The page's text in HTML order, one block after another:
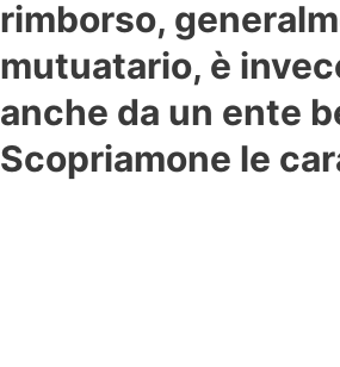
rimborso,
mutuatario, è
anche da un ente
Scopriamone le